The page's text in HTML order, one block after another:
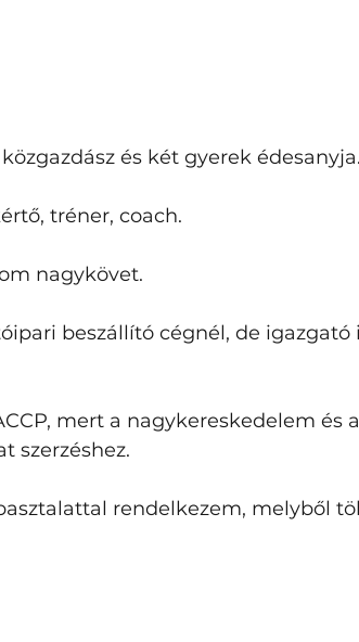
és két gyerek édesanyja.
tréner, coach.
nagykövet.
beszállító cégnél, de igazgató
mert a nagykereskedelem és
szerzéshez.
rendelkezem, melyből